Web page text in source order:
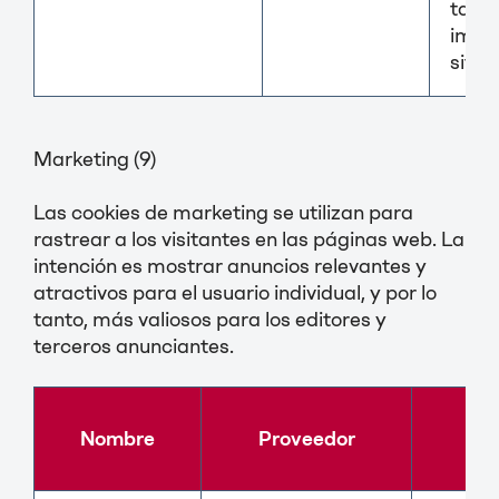
sitio
Marketing (9)
Las cookies de marketing se utilizan para
rastrear a los visitantes en las páginas web. La
intención es mostrar anuncios relevantes y
atractivos para el usuario individual, y por lo
tanto, más valiosos para los editores y
terceros anunciantes.
Nombre Proveedor